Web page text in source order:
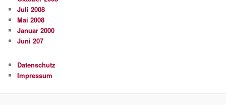
Juli 2008
Mai 2008
Januar 2000
Juni 207
Datenschutz
Impressum